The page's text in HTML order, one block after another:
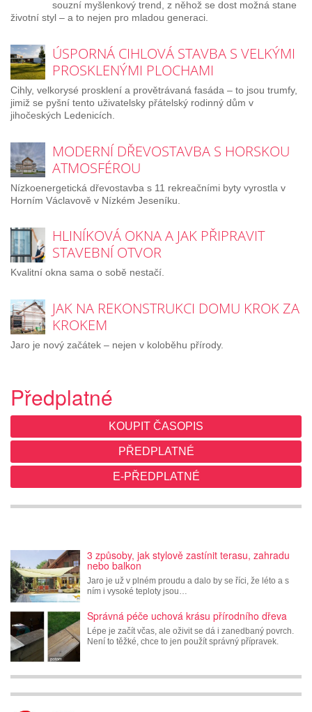
souzní myšlenkový trend, z něhož se dost možná stane
životní styl – a to nejen pro mladou generaci.
ÚSPORNÁ CIHLOVÁ STAVBA S VELKÝMI
PROSKLENÝMI PLOCHAMI
Cihly, velkorysé prosklení a provětrávaná fasáda – to jsou trumfy,
jimiž se pyšní tento uživatelsky přátelský rodinný dům v
jihočeských Ledenicích.
MODERNÍ DŘEVOSTAVBA S HORSKOU
ATMOSFÉROU
Nízkoenergetická dřevostavba s 11 rekreačními byty vyrostla v
Horním Václavově v Nízkém Jeseníku.
HLINÍKOVÁ OKNA A JAK PŘIPRAVIT
STAVEBNÍ OTVOR
Kvalitní okna sama o sobě nestačí.
JAK NA REKONSTRUKCI DOMU KROK ZA
KROKEM
Jaro je nový začátek – nejen v koloběhu přírody.
Předplatné
KOUPIT ČASOPIS
PŘEDPLATNÉ
E-PŘEDPLATNÉ
3 způsoby, jak stylově zastínit terasu, zahradu
nebo balkon
Jaro je už v plném proudu a dalo by se říci, že léto a s
ním i vysoké teploty jsou…
Správná péče uchová krásu přírodního dřeva
Lépe je začít včas, ale oživit se dá i zanedbaný povrch.
Není to těžké, chce to jen použít správný přípravek.